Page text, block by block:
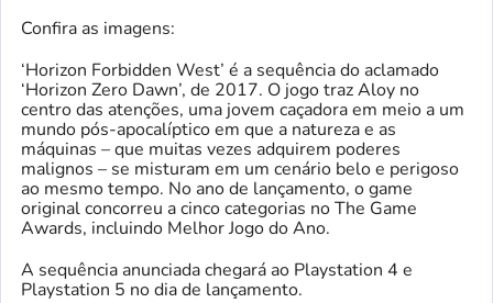
Confira as imagens:
‘Horizon Forbidden West’ é a sequência do aclamado
‘Horizon Zero Dawn’, de 2017. O jogo traz Aloy no
centro das atenções, uma jovem caçadora em meio a um
mundo pós-apocalíptico em que a natureza e as
máquinas – que muitas vezes adquirem poderes
malignos – se misturam em um cenário belo e perigoso
ao mesmo tempo. No ano de lançamento, o game
original concorreu a cinco categorias no The Game
Awards, incluindo Melhor Jogo do Ano.
A sequência anunciada chegará ao Playstation 4 e
Playstation 5 no dia de lançamento.